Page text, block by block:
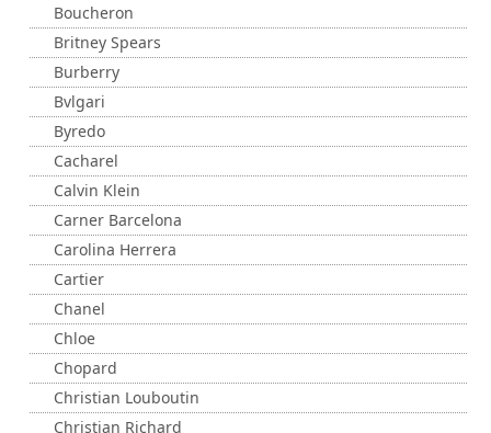
Boucheron
Britney Spears
Burberry
Bvlgari
Byredo
Cacharel
Calvin Klein
Carner Barcelona
Carolina Herrera
Cartier
Chanel
Chloe
Chopard
Christian Louboutin
Christian Richard